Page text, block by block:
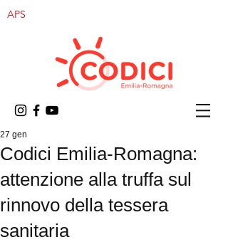
APS
Codici Emilia-Romagna:
attenzione alla truffa sul
rinnovo della tessera
sanitaria
27 gen